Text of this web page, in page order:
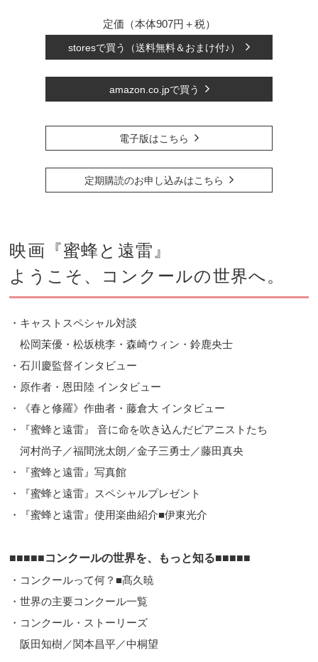
定価（本体907円＋税）
storesで買う（送料無料＆おまけ付♪）
amazon.co.jpで買う
電子版はこちら
定期購読のお申し込みはこちら
映画『蜜蜂と遠雷』
ようこそ、コンクールの世界へ。
・キャストスペシャル対談
松岡茉優・松坂桃李・森崎ウィン・鈴鹿央士
・石川慶監督インタビュー
・原作者・恩田陸 インタビュー
・《春と修羅》作曲者・藤倉大 インタビュー
・『蜜蜂と遠雷』 音に命を吹き込んだピアニストたち
河村尚子／福間洸太朗／金子三勇士／藤田真央
・『蜜蜂と遠雷』写真館
・『蜜蜂と遠雷』スペシャルプレゼント
・『蜜蜂と遠雷』使用楽曲紹介■伊東光介
■■■■■コンクールの世界を、もっと知る■■■■■
・コンクールって何？■髙久暁
・世界の主要コンクール一覧
・コンクール・ストーリーズ
阪田知樹／関本昌平／中桐望